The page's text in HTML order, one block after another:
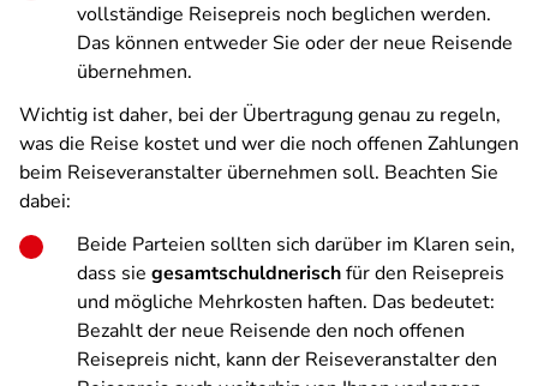
vollständige Reisepreis noch beglichen werden.
Das können entweder Sie oder der neue Reisende
übernehmen.
Wichtig ist daher, bei der Übertragung genau zu regeln,
was die Reise kostet und wer die noch offenen Zahlungen
beim Reiseveranstalter übernehmen soll. Beachten Sie
dabei:
Beide Parteien sollten sich darüber im Klaren sein,
dass sie gesamtschuldnerischfür den Reisepreis
und mögliche Mehrkosten haften. Das bedeutet:
Bezahlt der neue Reisende den noch offenen
Reisepreis nicht, kann der Reiseveranstalter den